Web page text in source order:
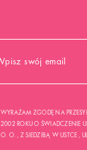
WYRAŻAM ZGODĘ NA
2002 ROKU O ŚWIADCZENIE
O. O. , Z SIEDZIBĄ W USTCE ,